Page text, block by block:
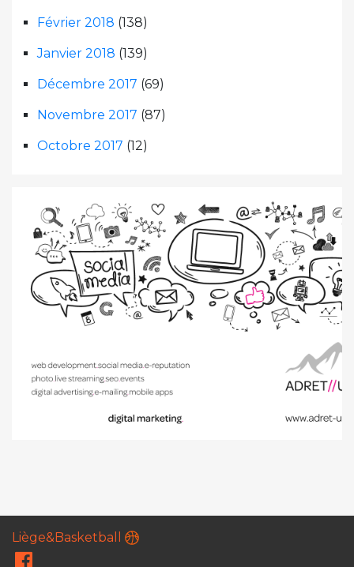
Février 2018 (138)
Janvier 2018 (139)
Décembre 2017 (69)
Novembre 2017 (87)
Octobre 2017 (12)
Liège&Basketball